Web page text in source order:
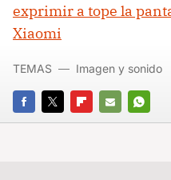
exprimir a tope la
Xiaomi
FACEBOOK
TWITTERFLIPBOARD
E-
TEMAS Imagen y sonido